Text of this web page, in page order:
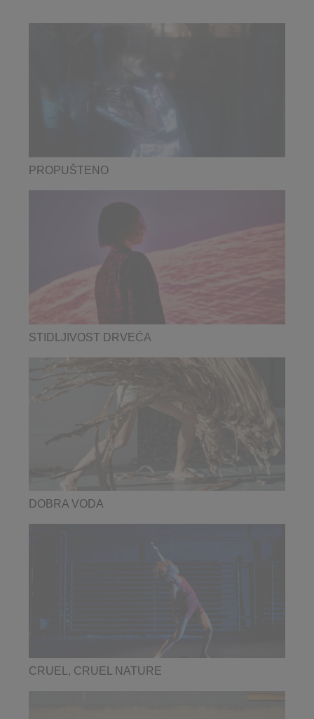
PROPUŠTENO
STIDLJIVOST DRVEĆA
DOBRA VODA
CRUEL, CRUEL NATURE